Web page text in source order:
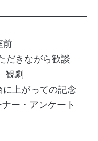
前
だきながら歓談
観劇
上がっての記念
ー・アンケート